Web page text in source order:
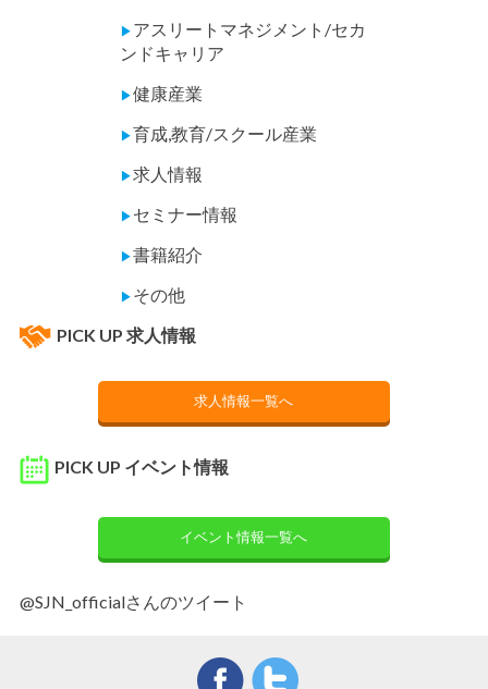
▶ アスリートマネジメント/セカ
ンドキャリア
▶健康産業
▶育成,教育/スクール産業
▶求人情報
▶ セミナー情報
▶書籍紹介
▶ その他
PICK UP 求人情報
求人情報一覧へ
PICK UP イベント情報
イベント情報一覧へ
@SJN_officialさんのツイート